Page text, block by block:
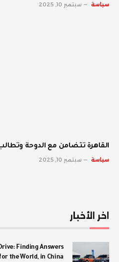
سياسة سبتمبر 10, 2025
القاهرة تتضامن مع الدوحة
سياسة سبتمبر 10, 2025
اخر الأخبار
Finding Answers
the World, in China